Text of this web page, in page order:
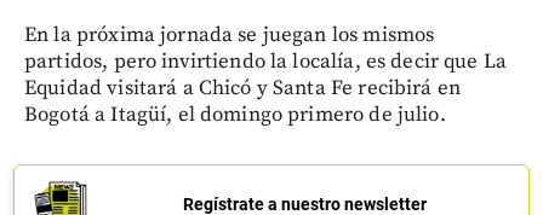
En la próxima jornada se juegan los mismos
partidos, pero invirtiendo la localía, es decir que La
Equidad visitará a Chicó y Santa Fe recibirá en
Bogotá a Itagüí, el domingo primero de julio.
Regístrate a nuestro newsletter